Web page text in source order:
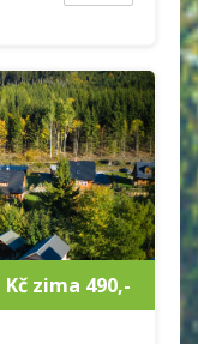
zima 490,-